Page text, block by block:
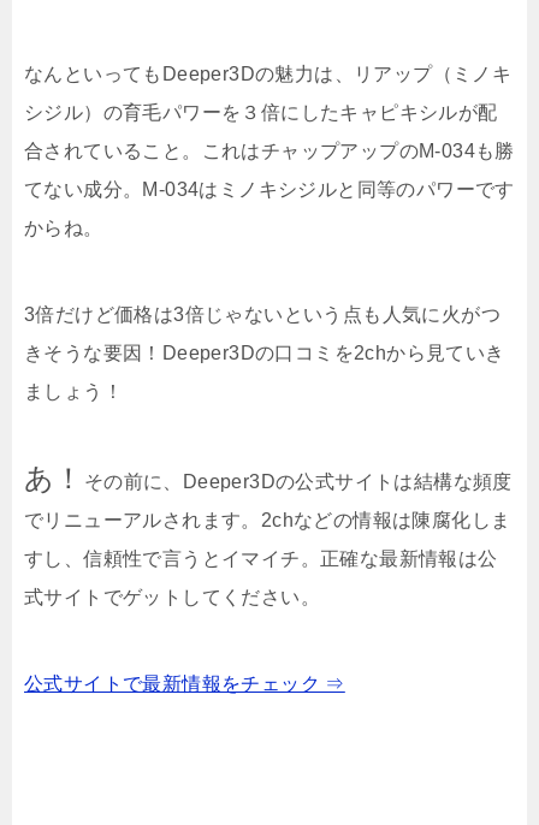
なんといってもDeeper3Dの魅力は、リアップ（ミノキ
シジル）の育毛パワーを３倍にしたキャピキシルが配
合されていること。これはチャップアップのM-034も勝
てない成分。M-034はミノキシジルと同等のパワーです
からね。
3倍だけど価格は3倍じゃないという点も人気に火がつ
きそうな要因！Deeper3Dの口コミを2chから見ていき
ましょう！
あ！
その前に、Deeper3Dの公式サイトは結構な頻度
でリニューアルされます。2chなどの情報は陳腐化しま
すし、信頼性で言うとイマイチ。正確な最新情報は公
式サイトでゲットしてください。
公式サイトで最新情報をチェック ⇒